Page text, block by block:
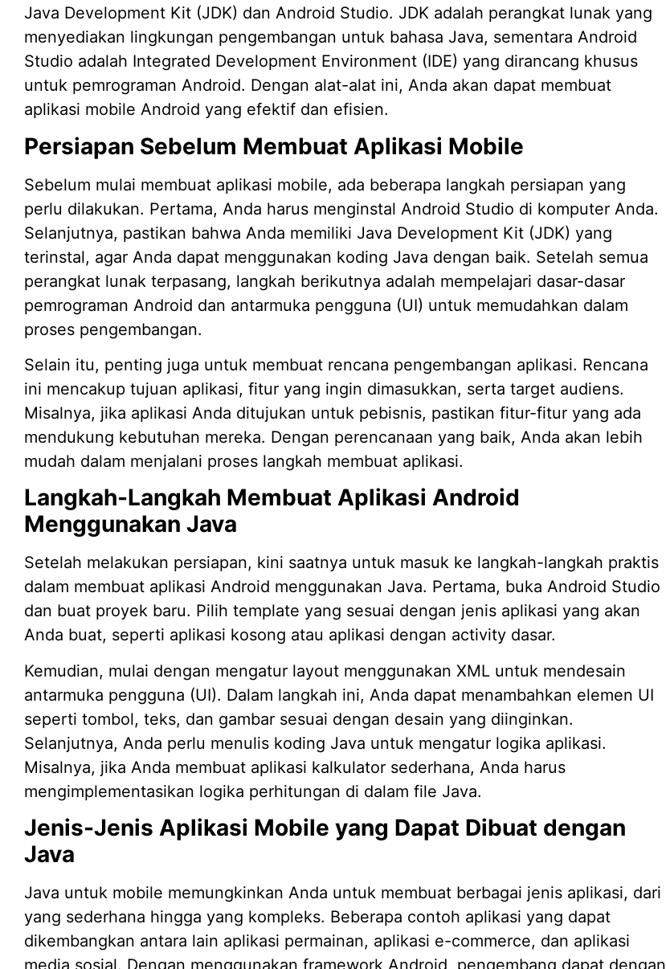
Java Development Kit (JDK) dan Android Studio. JDK adalah perangkat lunak yang
menyediakan lingkungan pengembangan untuk bahasa Java, sementara Android
Studio adalah Integrated Development Environment (IDE) yang dirancang khusus
untuk pemrograman Android. Dengan alat-alat ini, Anda akan dapat membuat
aplikasi mobile Android yang efektif dan efisien.
Persiapan Sebelum Membuat Aplikasi Mobile
Sebelum mulai membuat aplikasi mobile, ada beberapa langkah persiapan yang
perlu dilakukan. Pertama, Anda harus menginstal Android Studio di komputer Anda.
Selanjutnya, pastikan bahwa Anda memiliki Java Development Kit (JDK) yang
terinstal, agar Anda dapat menggunakan koding Java dengan baik. Setelah semua
perangkat lunak terpasang, langkah berikutnya adalah mempelajari dasar-dasar
pemrograman Android dan antarmuka pengguna (UI) untuk memudahkan dalam
proses pengembangan.
Selain itu, penting juga untuk membuat rencana pengembangan aplikasi. Rencana
ini mencakup tujuan aplikasi, fitur yang ingin dimasukkan, serta target audiens.
Misalnya, jika aplikasi Anda ditujukan untuk pebisnis, pastikan fitur-fitur yang ada
mendukung kebutuhan mereka. Dengan perencanaan yang baik, Anda akan lebih
mudah dalam menjalani proses langkah membuat aplikasi.
Langkah-Langkah Membuat Aplikasi Android
Menggunakan Java
Setelah melakukan persiapan, kini saatnya untuk masuk ke langkah-langkah praktis
dalam membuat aplikasi Android menggunakan Java. Pertama, buka Android Studio
dan buat proyek baru. Pilih template yang sesuai dengan jenis aplikasi yang akan
Anda buat, seperti aplikasi kosong atau aplikasi dengan activity dasar.
Kemudian, mulai dengan mengatur layout menggunakan XML untuk mendesain
antarmuka pengguna (UI). Dalam langkah ini, Anda dapat menambahkan elemen UI
seperti tombol, teks, dan gambar sesuai dengan desain yang diinginkan.
Selanjutnya, Anda perlu menulis koding Java untuk mengatur logika aplikasi.
Misalnya, jika Anda membuat aplikasi kalkulator sederhana, Anda harus
mengimplementasikan logika perhitungan di dalam file Java.
Jenis-Jenis Aplikasi Mobile yang Dapat Dibuat dengan
Java
Java untuk mobile memungkinkan Anda untuk membuat berbagai jenis aplikasi, dari
yang sederhana hingga yang kompleks. Beberapa contoh aplikasi yang dapat
dikembangkan antara lain aplikasi permainan, aplikasi e-commerce, dan aplikasi
media sosial. Dengan menggunakan framework Android, pengembang dapat dengan